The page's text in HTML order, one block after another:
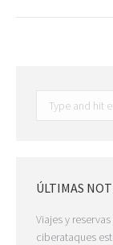
ÚLTIMAS
Viajes y
ciberataques